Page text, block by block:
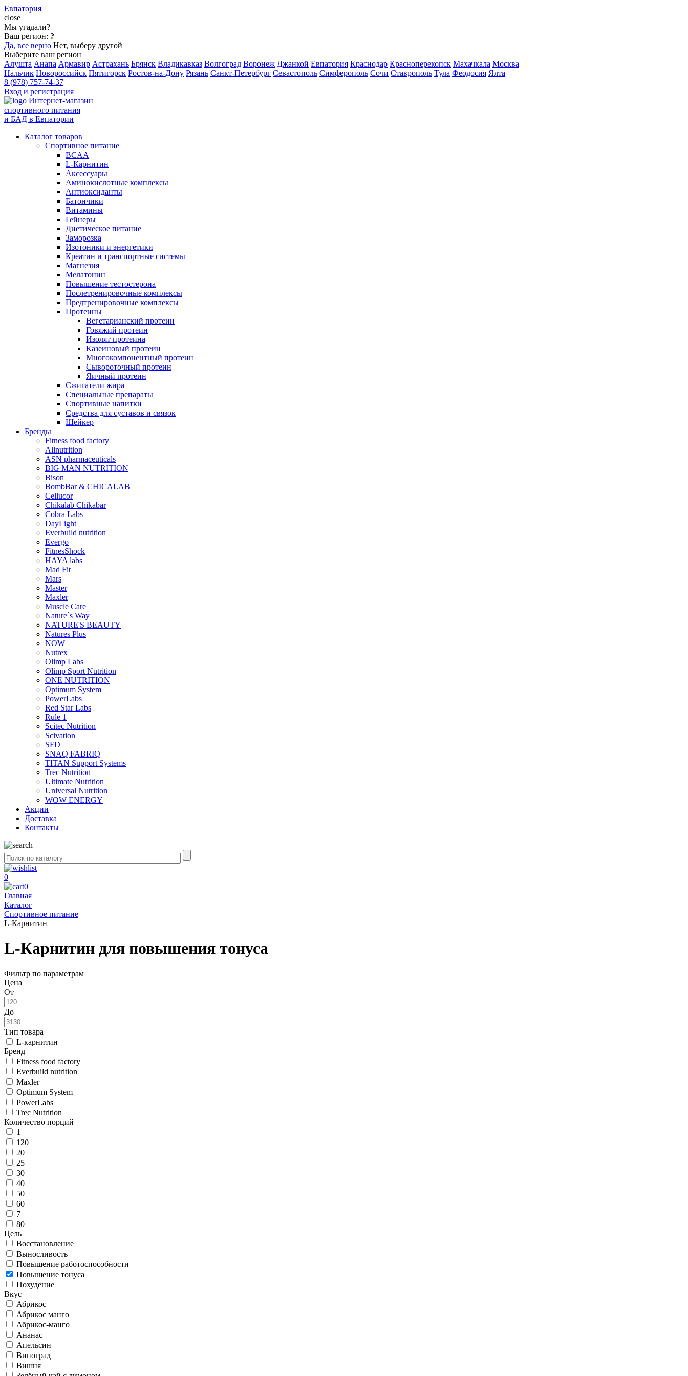
Евпатория
close
Мы угадали?
Ваш регион: ?
Да, все верно Нет, выберу другой
Выберите ваш регион
Алушта Анапа Армавир Астрахань Брянск Владикавказ Волгоград Воронеж Джанкой Евпатория Краснодар Красноперекопск Махачкала Москва
Нальчик Новороссийск Пятигорск Ростов-на-Дону Рязань Санкт-Петербург Севастополь Симферополь Сочи Ставрополь Тула Феодосия Ялта
8 (978) 757-74-37
Вход и регистрация
Интернет-магазин
спортивного питания
и БАД в Евпатории
Каталог товаров
Спортивное питание
BCAA
L-Карнитин
Аксессуары
Аминокислотные комплексы
Антиоксиданты
Батончики
Витамины
Гейнеры
Диетическое питание
Заморозка
Изотоники и энергетики
Креатин и транспортные системы
Магнезия
Мелатонин
Повышение тестостерона
Послетренировочные комплексы
Предтренировочные комплексы
Протеины
Вегетарианский протеин
Говяжий протеин
Изолят протеина
Казеиновый протеин
Многокомпонентный протеин
Сывороточный протеин
Яичный протеин
Сжигатели жира
Специальные препараты
Спортивные напитки
Средства для суставов и связок
Шейкер
Бренды
Fitness food factory
Allnutrition
ASN pharmaceuticals
BIG MAN NUTRITION
Bison
BombBar & CHICALAB
Cellucor
Chikalab Chikabar
Cobra Labs
DayLight
Everbuild nutrition
Evergo
FitnesShock
HAYA labs
Mad Fit
Mars
Master
Maxler
Muscle Care
Nature`s Way
NATURE'S BEAUTY
Natures Plus
NOW
Nutrex
Olimp Labs
Olimp Sport Nutrition
ONE NUTRITION
Optimum System
PowerLabs
Red Star Labs
Rule 1
Scitec Nutrition
Scivation
SFD
SNAQ FABRIQ
TITAN Support Systems
Trec Nutrition
Ultimate Nutrition
Universal Nutrition
WOW ENERGY
Акции
Доставка
Контакты
0
0
Главная
Каталог
Спортивное питание
L-Карнитин
L-Карнитин для повышения тонуса
Фильтр по параметрам
Цена
От
До
Тип товара
L-карнитин
Бренд
Fitness food factory
Everbuild nutrition
Maxler
Optimum System
PowerLabs
Trec Nutrition
Количество порций
1
120
20
25
30
40
50
60
7
80
Цель
Восстановление
Выносливость
Повышение работоспособности
Повышение тонуса
Похудение
Вкус
Абрикос
Абрикос манго
Абрикос-манго
Ананас
Апельсин
Виноград
Вишня